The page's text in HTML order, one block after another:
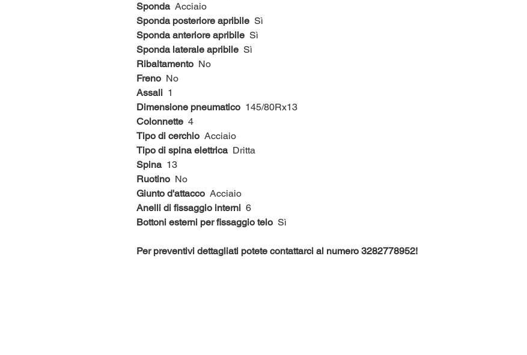
SpondaAcciaio
Sponda posteriore apribile Sì
Sponda anteriore apribile Sì
Sponda laterale apribile Sì
Ribaltamento No
Freno No
Assali 1
Dimensione pneumatico 145/80Rx13
Colonnette 4
Tipo di cerchio Acciaio
Tipo di spina elettrica Dritta
Spina13
Ruotino No
Giunto d'attacco Acciaio
Anelli di fissaggio interni 6
Bottoni esterni per fissaggio telo Sì
Per preventivi dettagliati potete contattarci al numero 3282778952!